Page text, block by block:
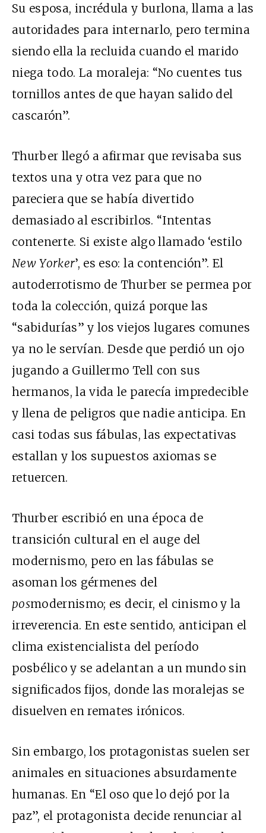
Su esposa, incrédula y burlona, llama a las
autoridades para internarlo, pero termina
siendo ella la recluida cuando el marido
niega todo. La moraleja: “No cuentes tus
tornillos antes de que hayan salido del
cascarón”.
Thurber llegó a afirmar que revisaba sus
textos una y otra vez para que no
pareciera que se había divertido
demasiado al escribirlos. “Intentas
contenerte. Si existe algo llamado ‘estilo
New Yorker’, es eso: la contención”. El
autoderrotismo de Thurber se permea por
toda la colección, quizá porque las
“sabidurías” y los viejos lugares comunes
ya no le servían. Desde que perdió un ojo
jugando a Guillermo Tell con sus
hermanos, la vida le parecía impredecible
y llena de peligros que nadie anticipa. En
casi todas sus fábulas, las expectativas
estallan y los supuestos axiomas se
retuercen.
Thurber escribió en una época de
transición cultural en el auge del
modernismo, pero en las fábulas se
asoman los gérmenes del
posmodernismo; es decir, el cinismo y la
irreverencia. En este sentido, anticipan el
clima existencialista del período
posbélico y se adelantan a un mundo sin
significados fijos, donde las moralejas se
disuelven en remates irónicos.
Sin embargo, los protagonistas suelen ser
animales en situaciones absurdamente
humanas. En “El oso que lo dejó por la
paz”, el protagonista decide renunciar al